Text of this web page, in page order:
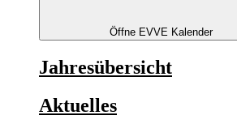
Öffne EVVE Kalender
Jahresübersicht
Aktuelles